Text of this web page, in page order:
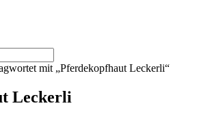
mit „Pferdekopfhaut Leckerli“
Leckerli